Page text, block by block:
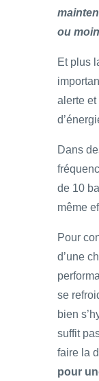
ou
Et plus
alerte
Dans
de 10
même
Pour
d’une
se
bien
suffit
faire la
pour